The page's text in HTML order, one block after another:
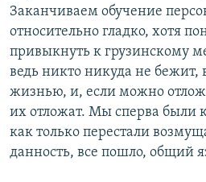
Заканчиваем обучение
относительно гладко, хотя
привыкнуть к грузинскому
ведь никто никуда не бежит,
жизнью, и, если можно
их отложат. Мы сперва были
как только перестали
данность, все пошло, общий